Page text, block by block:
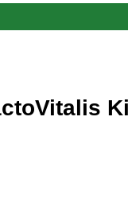
betyg 0